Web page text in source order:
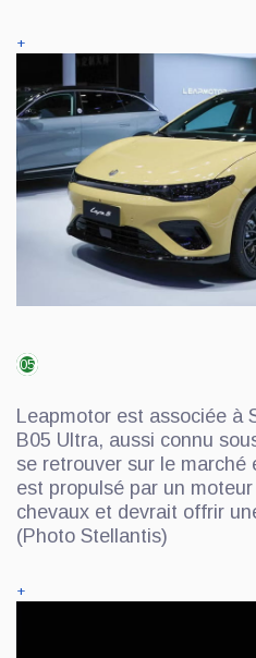
+
05
Leapmotor est associée à
B05 Ultra, aussi connu
se retrouver sur le marché
est propulsé par un
chevaux et devrait offrir
(Photo Stellantis)
+